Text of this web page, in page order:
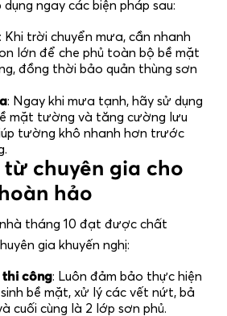
ngay các biện pháp sau:
: Khi trời chuyển mưa, cần nhanh
lớn để che phủ toàn bộ bề mặt
đồng thời bảo quản thùng sơn
: Ngay khi mưa tạnh, hãy sử dụng
mặt tường và tăng cường lưu
tường khô nhanh hơn trước
từ chuyên gia cho
hảo
tháng 10 đạt được chất
gia khuyến nghị:
thi công: Luôn đảm bảo thực hiện
bề mặt, xử lý các vết nứt, bả
cuối cùng là 2 lớp sơn phủ.